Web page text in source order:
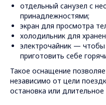
отдельный санузел с
принадлежностями;
экран для просмотра
холодильник для
электрочайник —
приготовить себе
Такое оснащение
независимо от цели
остановка или